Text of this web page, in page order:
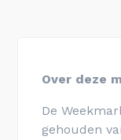
Over deze
De
gehouden